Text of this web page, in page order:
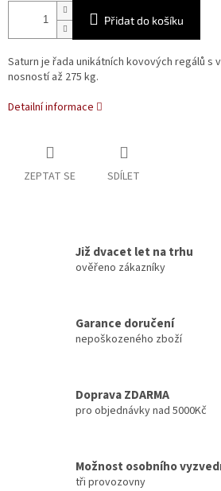
Přidat do košíku
Saturn je řada unikátních kovových regálů s
nosností až 275 kg.
Detailní informace
ZEPTAT SE SDÍLET
Již dvacet let na trhu
ověřeno zákazníky
Garance doručení
nepoškozeného zboží
Doprava ZDARMA
pro objednávky nad 5000Kč
Možnost osobního
tři provozovny